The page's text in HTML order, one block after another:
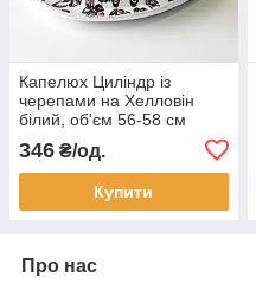
Капелюх Циліндр із
черепами на Хелловін
білий, об'єм 56-58 см
346 ₴/од.
Купити
Про нас